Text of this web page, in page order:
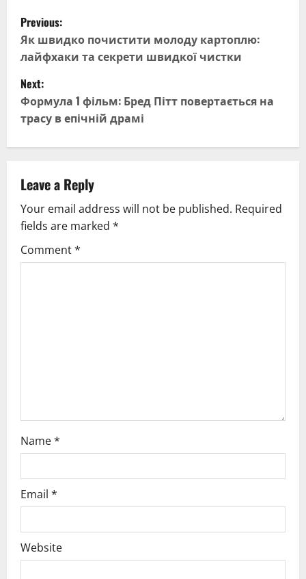
P
o
s
t
n
v
i
g
Previous:
Як швидко почистити молоду картоплю:
лайфхаки та секрети швидкої чистки
Next:
Формула 1 фільм: Бред Пітт повертається на
трасу в епічній драмі
Leave a Reply
Your email address will not be published. Required
fields are marked *
Comment*
Name*
Email *
Website